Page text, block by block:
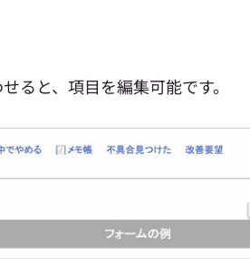
ると、項目を編集可能です。